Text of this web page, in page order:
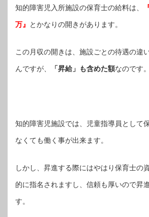
知的障害児入所施設の保育士の給料は、
万』 とかなりの開きがあります。
この月収の開きは、施設ごとの待遇の違
んですが、 「昇給」も含めた額なのです。
知的障害児施設では、児童指導員として
なくても働く事が出来ます。
しかし、昇進する際にはやはり保育士の
的に指名されますし、信頼も厚いので昇
す。